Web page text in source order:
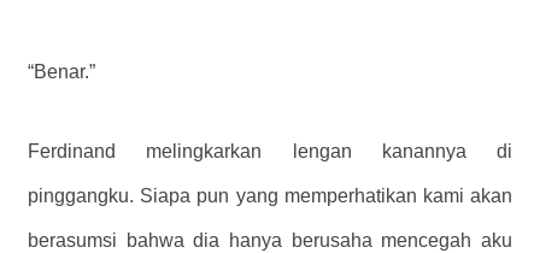
“Benar.”
Ferdinand melingkarkan lengan kanannya di
pinggangku. Siapa pun yang memperhatikan kami akan
berasumsi bahwa dia hanya berusaha mencegah aku